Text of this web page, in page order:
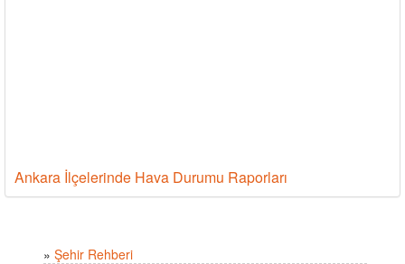
Ankara İlçelerinde Hava Durumu Raporları
» Şehir Rehberi